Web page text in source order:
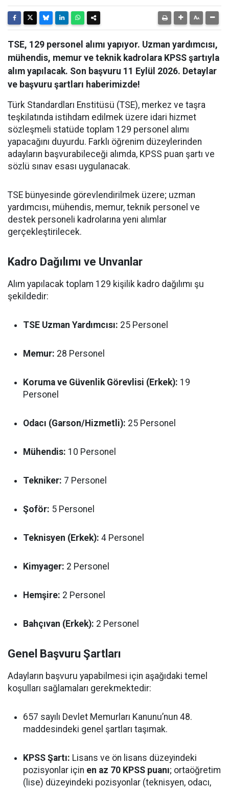
TSE, 129 personel alımı yapıyor. Uzman yardımcısı,
mühendis, memur ve teknik kadrolara KPSS şartıyla
alım yapılacak. Son başvuru 11 Eylül 2026. Detaylar
ve başvuru şartları haberimizde!
Türk Standardları Enstitüsü (TSE), merkez ve taşra
teşkilatında istihdam edilmek üzere idari hizmet
sözleşmeli statüde toplam 129 personel alımı
yapacağını duyurdu. Farklı öğrenim düzeylerinden
adayların başvurabileceği alımda, KPSS puan şartı ve
sözlü sınav esası uygulanacak.
TSE bünyesinde görevlendirilmek üzere; uzman
yardımcısı, mühendis, memur, teknik personel ve
destek personeli kadrolarına yeni alımlar
gerçekleştirilecek.
Kadro Dağılımı ve Unvanlar
Alım yapılacak toplam 129 kişilik kadro dağılımı şu
şekildedir:
TSE Uzman Yardımcısı: 25 Personel
Memur: 28 Personel
Koruma ve Güvenlik Görevlisi (Erkek): 19
Personel
Odacı (Garson/Hizmetli): 25 Personel
Mühendis: 10 Personel
Tekniker: 7 Personel
Şoför: 5 Personel
Teknisyen (Erkek): 4 Personel
Kimyager: 2 Personel
Hemşire: 2 Personel
Bahçıvan (Erkek): 2 Personel
Genel Başvuru Şartları
Adayların başvuru yapabilmesi için aşağıdaki temel
koşulları sağlamaları gerekmektedir:
657 sayılı Devlet Memurları Kanunu’nun 48.
maddesindeki genel şartları taşımak.
KPSS Şartı: Lisans ve ön lisans düzeyindeki
pozisyonlar için en az 70 KPSS puanı; ortaöğretim
(lise) düzeyindeki pozisyonlar (teknisyen, odacı,